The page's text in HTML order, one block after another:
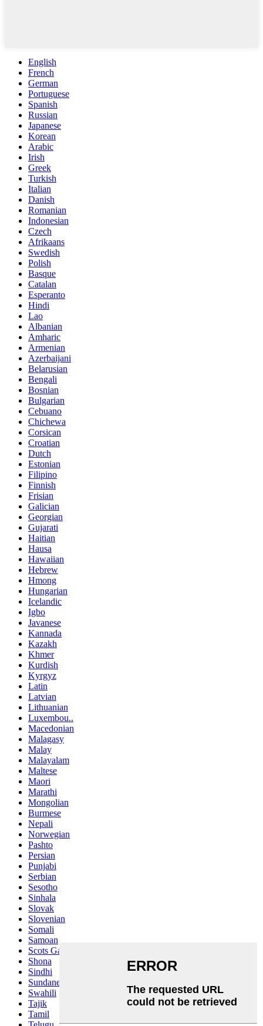
English
French
German
Portuguese
Spanish
Russian
Japanese
Korean
Arabic
Irish
Greek
Turkish
Italian
Danish
Romanian
Indonesian
Czech
Afrikaans
Swedish
Polish
Basque
Catalan
Esperanto
Hindi
Lao
Albanian
Amharic
Armenian
Azerbaijani
Belarusian
Bengali
Bosnian
Bulgarian
Cebuano
Chichewa
Corsican
Croatian
Dutch
Estonian
Filipino
Finnish
Frisian
Galician
Georgian
Gujarati
Haitian
Hausa
Hawaiian
Hebrew
Hmong
Hungarian
Icelandic
Igbo
Javanese
Kannada
Kazakh
Khmer
Kurdish
Kyrgyz
Latin
Latvian
Lithuanian
Luxembou..
Macedonian
Malagasy
Malay
Malayalam
Maltese
Maori
Marathi
Mongolian
Burmese
Nepali
Norwegian
Pashto
Persian
Punjabi
Serbian
Sesotho
Sinhala
Slovak
Slovenian
Somali
Samoan
Scots Gaelic
Shona
Sindhi
Sundanese
Swahili
Tajik
Tamil